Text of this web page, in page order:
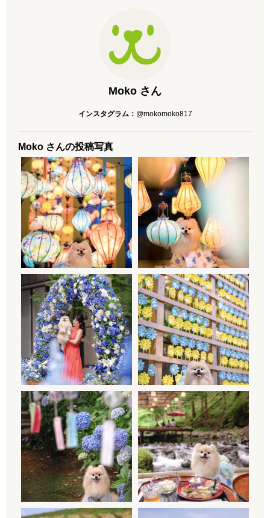
Moko さん
インスタグラム： @mokomoko817
Moko さんの投稿写真